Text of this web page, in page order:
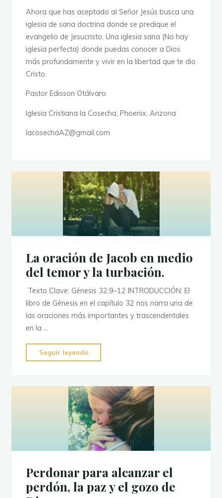
Ahora que has aceptado al Señor Jesús busca una
iglesia de sana doctrina donde se predique el
evangelio de Jesucristo. Una iglesia sana (No hay
iglesia perfecta) donde puedas conocer a Dios
más profundamente y vivir en la libertad que te dio
Cristo.
Pastor Edisson Otálvaro.
Iglesia Cristiana la Cosecha, Phoenix, Arizona
lacosechaAZ@gmail.com
La oración de Jacob en medio
del temor y la turbación.
Texto Clave: Génesis 32:9–12 INTRODUCCIÓN: El
libro de Génesis en el capítulo 32 nos narra una de
las oraciones más importantes y trascendentales
en la …
Seguir leyendo
oración
Jacob
en
medio
del
temor
y
turbación."
Perdonar para alcanzar el
perdón, la paz y el gozo de